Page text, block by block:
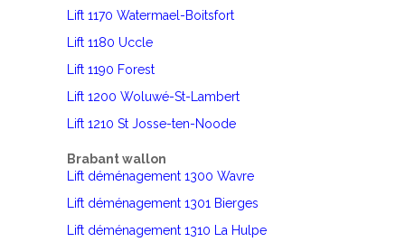
Lift 1170 Watermael-Boitsfort
Lift 1180 Uccle
Lift 1190 Forest
Lift 1200 Woluwé-St-Lambert
Lift 1210 St Josse-ten-Noode
Brabant wallon
Lift déménagement 1300 Wavre
Lift déménagement 1301 Bierges
Lift déménagement 1310 La Hulpe